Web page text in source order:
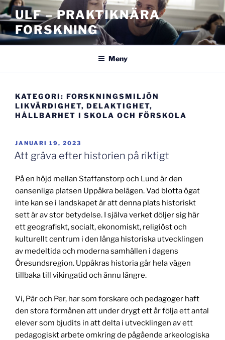
Hoppa
till
innehåll
ULF – PRAKTIKNÄRA
FORSKNING
Meny
KATEGORI: FORSKNINGSMILJÖN
LIKVÄRDIGHET, DELAKTIGHET,
HÅLLBARHET I SKOLA OCH FÖRSKOLA
PUBLICERAT
JANUARI 19, 2023
Att gräva efter historien på riktigt
På en höjd mellan Staffanstorp och Lund är den
oansenliga platsen Uppåkra belägen. Vad blotta ögat
inte kan se i landskapet är att denna plats historiskt
sett är av stor betydelse. I själva verket döljer sig här
ett geografiskt, socialt, ekonomiskt, religiöst och
kulturellt centrum i den långa historiska utvecklingen
av medeltida och moderna samhällen i dagens
Öresundsregion. Uppåkras historia går hela vägen
tillbaka till vikingatid och ännu längre.
Vi, Pär och Per, har som forskare och pedagoger haft
den stora förmånen att under drygt ett år följa ett antal
elever som bjudits in att delta i utvecklingen av ett
pedagogiskt arbete omkring de pågående arkeologiska